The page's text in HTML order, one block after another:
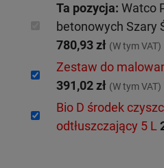
Ta pozycja: Watco
betonowych Szary
780,93 zł (W tym VAT)
Zestaw do
391,02 zł (W tym VAT)
Bio D środek
odtłuszczający 5 L